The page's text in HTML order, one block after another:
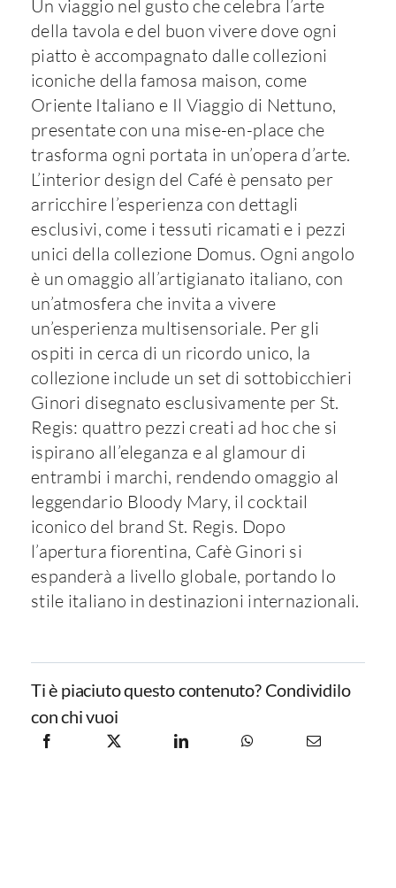
Un viaggio nel gusto che celebra l’arte
della tavola e del buon vivere dove ogni
piatto è accompagnato dalle collezioni
iconiche della famosa maison, come
Oriente Italiano e Il Viaggio di Nettuno,
presentate con una mise-en-place che
trasforma ogni portata in un’opera d’arte.
L’interior design del Café è pensato per
arricchire l’esperienza con dettagli
esclusivi, come i tessuti ricamati e i pezzi
unici della collezione Domus. Ogni angolo
è un omaggio all’artigianato italiano, con
un’atmosfera che invita a vivere
un’esperienza multisensoriale. Per gli
ospiti in cerca di un ricordo unico, la
collezione include un set di sottobicchieri
Ginori disegnato esclusivamente per St.
Regis: quattro pezzi creati ad hoc che si
ispirano all’eleganza e al glamour di
entrambi i marchi, rendendo omaggio al
leggendario Bloody Mary, il cocktail
iconico del brand St. Regis. Dopo
l’apertura fiorentina, Cafè Ginori si
espanderà a livello globale, portando lo
stile italiano in destinazioni internazionali.
Ti è piaciuto questo contenuto? Condividilo
con chi vuoi